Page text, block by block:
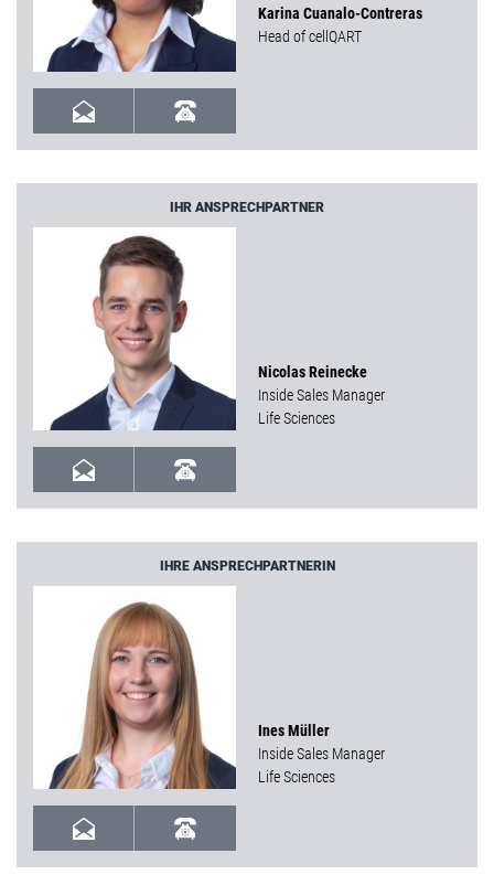
Karina Cuanalo-Contreras
Head of cellQART
IHR ANSPRECHPARTNER
Nicolas Reinecke
Inside Sales Manager
Life Sciences
IHRE ANSPRECHPARTNERIN
Ines Müller
Inside Sales Manager
Life Sciences